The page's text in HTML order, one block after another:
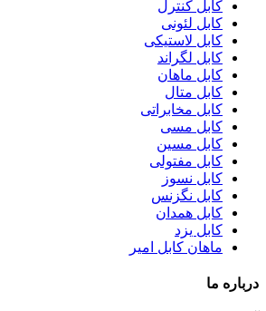
کابل کنترل
کابل لئونی
کابل لاستیکی
کابل لگراند
کابل ماهان
کابل متال
کابل مخابراتی
کابل مسی
کابل مسین
کابل مفتولی
کابل نسوز
کابل نگزنس
کابل همدان
کابل یزد
ماهان کابل امیر
درباره ما